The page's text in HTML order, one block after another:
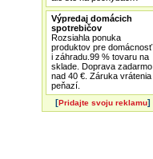
Výpredaj domácich
spotrebičov
Rozsiahla ponuka
produktov pre domácnosť
i záhradu.99 % tovaru na
sklade. Doprava zadarmo
nad 40 €. Záruka vrátenia
peňazí.
[Pridajte svoju reklamu]